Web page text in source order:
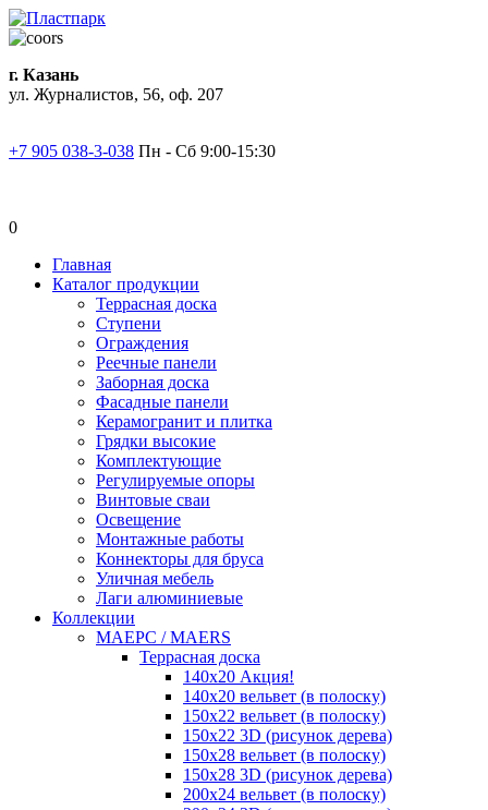
г. Казань
ул. Журналистов, 56, оф. 207
+7 905 038-3-038 Пн - Сб 9:00-15:30
0
Главная
Каталог продукции
Террасная доска
Ступени
Ограждения
Реечные панели
Заборная доска
Фасадные панели
Керамогранит и плитка
Грядки высокие
Комплектующие
Регулируемые опоры
Винтовые сваи
Освещение
Монтажные работы
Коннекторы для бруса
Уличная мебель
Лаги алюминиевые
Коллекции
MAEРC / MAERS
Террасная доска
140x20 Акция!
140x20 вельвет (в полоску)
150x22 вельвет (в полоску)
150x22 3D (рисунок дерева)
150x28 вельвет (в полоску)
150x28 3D (рисунок дерева)
200x24 вельвет (в полоску)